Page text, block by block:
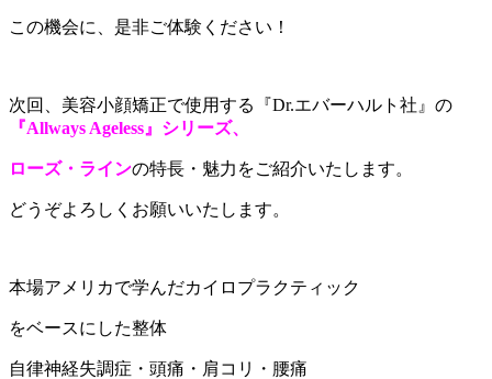
この機会に、是非ご体験ください！
次回、美容小顔矯正で使用する『Dr.エバーハルト社』の
『Allways Ageless』シリーズ、
ローズ・ラインの特長・魅力をご紹介いたします。
どうぞよろしくお願いいたします。
本場アメリカで学んだカイロプラクティック
をベースにした整体
自律神経失調症・頭痛・肩コリ・腰痛